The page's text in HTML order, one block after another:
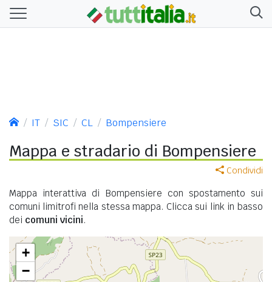
IT SIC CL Bompensiere
Mappa e stradario di Bompensiere
Condividi
Mappa interattiva di Bompensiere con spostamento sui
comuni limitrofi nella stessa mappa. Clicca sui link in basso
dei comuni vicini.
+
−